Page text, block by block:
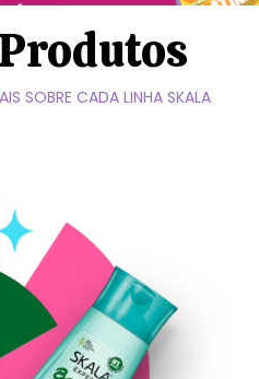
SOBRE CADA LINHA SKALA